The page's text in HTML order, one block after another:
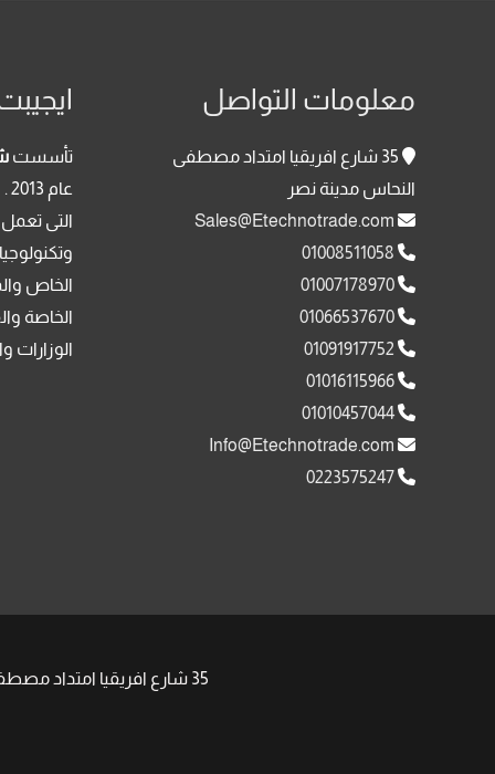
معلومات التواصل
35 شارع افريقيا امتداد مصطفى
النحاس مدينة نصر
01008511058
01007178970
01066537670
01091917752
01016115966
01010457044
0223575247
تأسست
التى
الخاص
الخاصة
الوزارات
35 شارع افريقيا امتداد مصطفى النحاس مدينة نصر , | Phone: +201008511058 +201091917752 | Email: Sales@Etechnotrade.com